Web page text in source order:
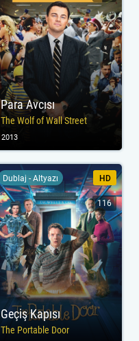
Para Avcısı
The Wolf of Wall Street
2013
Geçiş Kapısı
The Portable Door
Dublaj - Altyazı HD
116